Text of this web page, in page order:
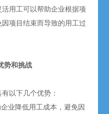
用工可以帮助企业根据项
项目结束而导致的用工过
势和挑战
以下几个优势：
业降低用工成本，避免因